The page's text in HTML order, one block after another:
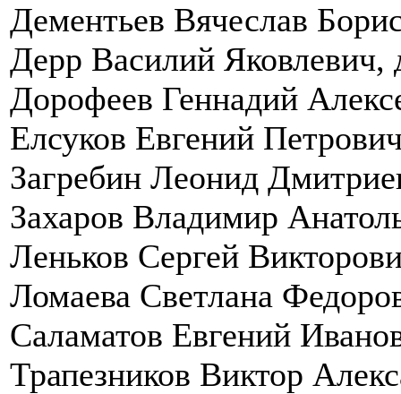
Дементьев Вячеслав
Дерр Василий Яковлевич,
Дорофеев Геннадий
Елсуков Евгений
Загребин Леонид
Захаров Владимир
Леньков Сергей
Ломаева Светлана
Саламатов Евгений
Трапезников Виктор